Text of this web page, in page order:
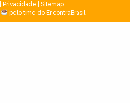
Privacidade
Sitemap
pelo time do EncontraBrasil